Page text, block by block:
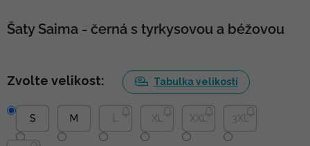
Šaty Saima - černá s tyrkysovou a béžovou
Zvolte velikost: Tabulka velikostí
S M XL XXL 3XL